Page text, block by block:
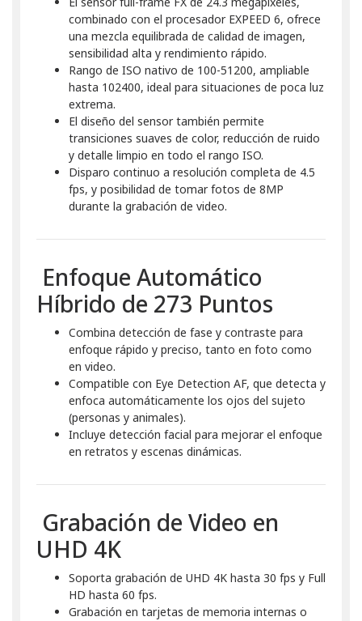
combinado con el procesador EXPEED 6, ofrece
una mezcla equilibrada de calidad de imagen,
sensibilidad alta y rendimiento rápido.
Rango de ISO nativo de 100-51200, ampliable
hasta 102400, ideal para situaciones de poca luz
extrema.
El diseño del sensor también permite
transiciones suaves de color, reducción de ruido
y detalle limpio en todo el rango ISO.
Disparo continuo a resolución completa de 4.5
fps, y posibilidad de tomar fotos de 8MP
durante la grabación de video.
Enfoque Automático
Híbrido de 273 Puntos
Combina detección de fase y contraste para
enfoque rápido y preciso, tanto en foto como
en video.
Compatible con Eye Detection AF, que detecta y
enfoca automáticamente los ojos del sujeto
(personas y animales).
Incluye detección facial para mejorar el enfoque
en retratos y escenas dinámicas.
Grabación de Video en
UHD 4K
Soporta grabación de UHD 4K hasta 30 fps y Full
HD hasta 60 fps.
Grabación en tarjetas de memoria internas o